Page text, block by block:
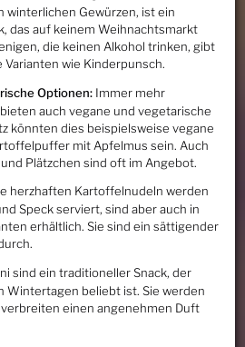
winterlichen Gewürzen, ist ein
das auf keinem Weihnachtsmarkt
die keinen Alkohol trinken, gibt
Varianten wie Kinderpunsch.
Optionen:Immer mehr
auch vegane und vegetarische
könnten dies beispielsweise vegane
mit Apfelmus sein. Auch
Plätzchen sind oft im Angebot.
herzhaften Kartoffelnudeln werden
Speck serviert, sind aber auch in
erhältlich. Sie sind ein sättigender
sind ein traditioneller Snack, der
Wintertagen beliebt ist. Sie werden
einen angenehmen Duft